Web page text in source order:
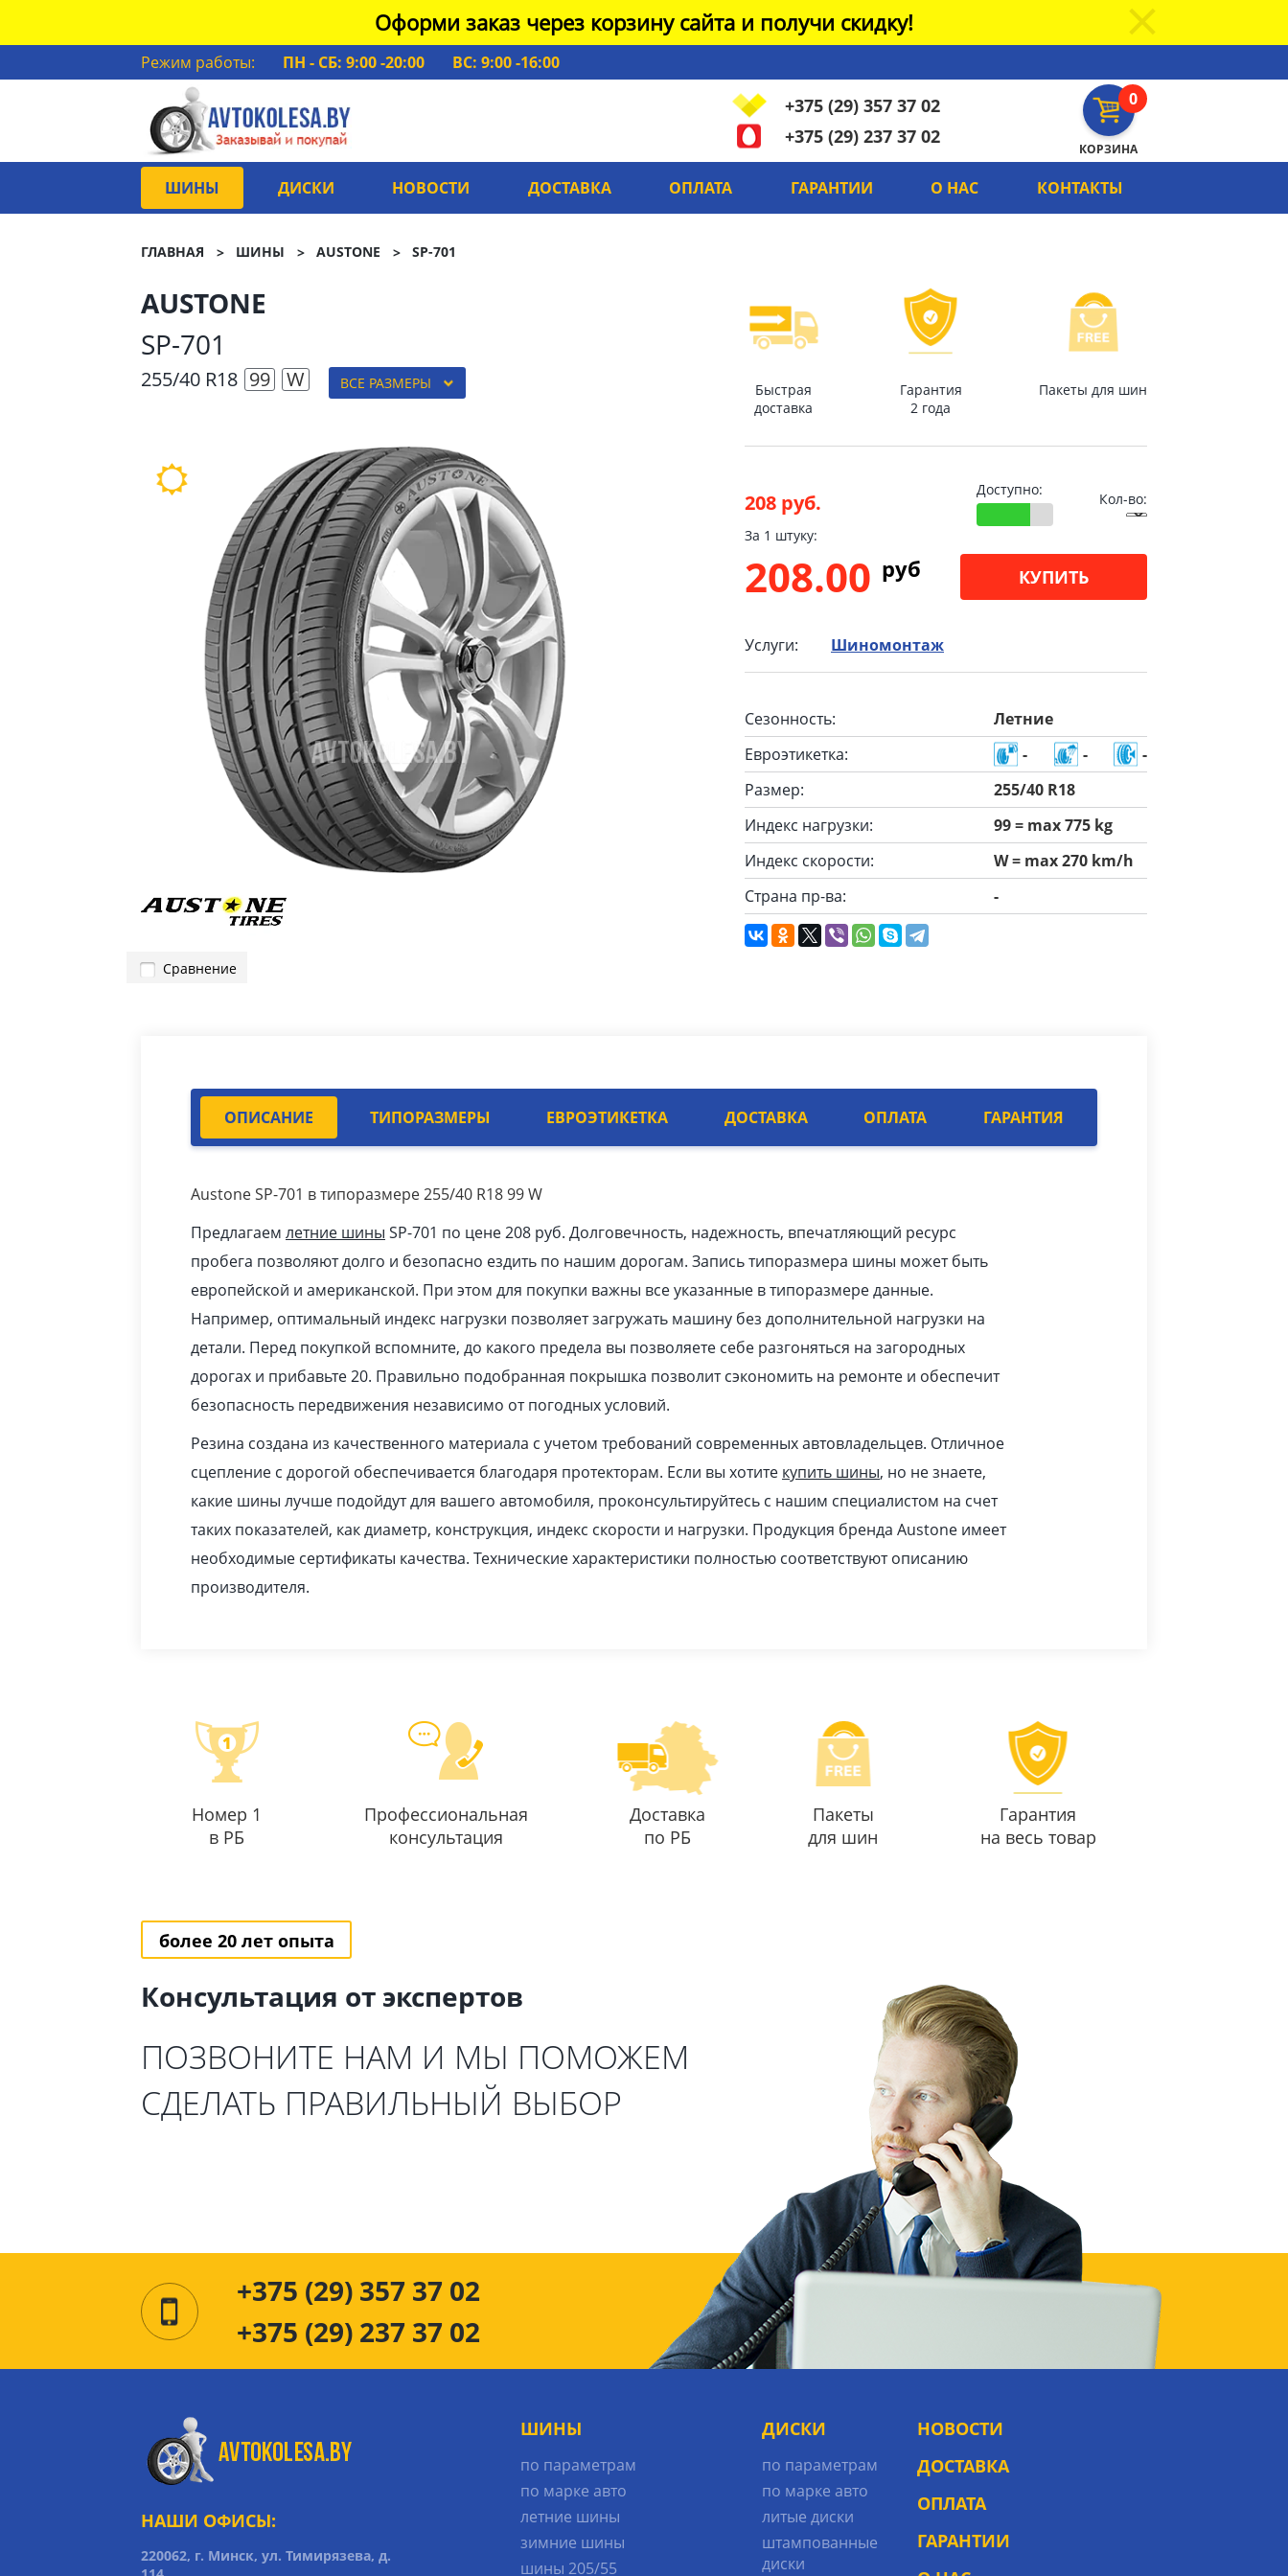
Оформи заказ через корзину сайта и получи скидку!
Режим работы: ПН - СБ: 9:00 -20:00
ВС: 9:00 -16:00
0
КОРЗИНА
+375 (29) 357 37 02
+375 (29) 237 37 02
ШИНЫ ДИСКИ НОВОСТИ ДОСТАВКА ОПЛАТА ГАРАНТИИ О НАС КОНТАКТЫ
ГЛАВНАЯ ШИНЫ AUSTONE SP-701
AUSTONE
SP-701
255/40 R18 99 W ВСЕ РАЗМЕРЫ
Сравнение
Быстрая
доставка
Гарантия
2 года
Пакеты для шин
208 руб.
Доступно:
Кол-во:
За 1 штуку:
208.00 pуб КУПИТЬ
Услуги: Шиномонтаж
Сезонность:
Летние
Евроэтикетка:
- -
-
Размер:
255/40 R18
Индекс нагрузки:
99 = max 775 kg
Индекс скорости:
W = max 270 km/h
Страна пр-ва:
-
ОПИСАНИЕ ТИПОРАЗМЕРЫ ЕВРОЭТИКЕТКА ДОСТАВКА ОПЛАТА ГАРАНТИЯ
Austone SP-701 в типоразмере 255/40 R18 99 W
Предлагаем летние шины SP-701 по цене 208 руб. Долговечность, надежность, впечатляющий ресурс
пробега позволяют долго и безопасно ездить по нашим дорогам. Запись типоразмера шины может быть
европейской и американской. При этом для покупки важны все указанные в типоразмере данные.
Например, оптимальный индекс нагрузки позволяет загружать машину без дополнительной нагрузки на
детали. Перед покупкой вспомните, до какого предела вы позволяете себе разгоняться на загородных
дорогах и прибавьте 20. Правильно подобранная покрышка позволит сэкономить на ремонте и обеспечит
безопасность передвижения независимо от погодных условий.
Резина создана из качественного материала с учетом требований современных автовладельцев. Отличное
сцепление с дорогой обеспечивается благодаря протекторам. Если вы хотите купить шины, но не знаете,
какие шины лучше подойдут для вашего автомобиля, проконсультируйтесь с нашим специалистом на счет
таких показателей, как диаметр, конструкция, индекс скорости и нагрузки. Продукция бренда Austone имеет
необходимые сертификаты качества. Технические характеристики полностью соответствуют описанию
производителя.
Номер 1
в РБ
Профессиональная
консультация
Доставка
по РБ
Пакеты
для шин
Гарантия
на весь товар
более 20 лет опыта
Консультация от экспертов
ПОЗВОНИТЕ НАМ И МЫ ПОМОЖЕМ
СДЕЛАТЬ ПРАВИЛЬНЫЙ ВЫБОР
+375 (29) 357 37 02
+375 (29) 237 37 02
НАШИ ОФИСЫ:
220062, г. Минск, ул. Тимирязева, д.
ШИНЫ
по параметрам
по марке авто
летние шины
зимние шины
шины 205/55
ДИСКИ
по параметрам
по марке авто
литые диски
штампованные
диски
НОВОСТИ
ДОСТАВКА
ОПЛАТА
ГАРАНТИИ